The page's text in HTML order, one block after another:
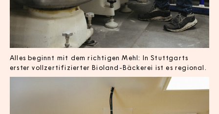
Alles beginnt mit dem richtigen Mehl: In Stuttgarts
erster vollzertifizierter Bioland-Bäckerei ist es regional.